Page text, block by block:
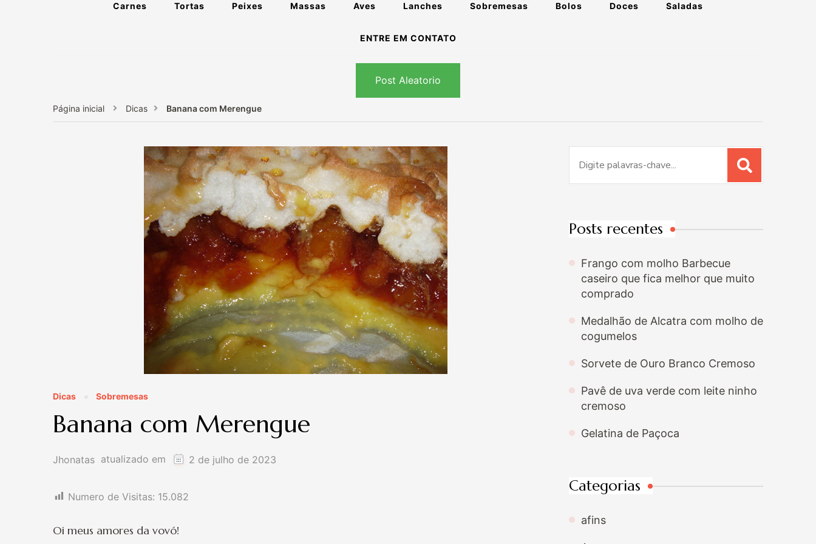
Carnes Tortas Peixes Massas Aves Lanches Sobremesas Bolos Doces Saladas
ENTRE EM CONTATO
Post Aleatorio
Página inicial Dicas Banana com Merengue
Dicas Sobremesas
Banana com Merengue
Jhonatas atualizado em 2 de julho de 2023
Numero de Visitas: 15.082
Oi meus amores da vovó!
por:
Posts recentes
Frango com molho Barbecue
caseiro que fica melhor que muito
comprado
Medalhão de Alcatra com molho de
cogumelos
Sorvete de Ouro Branco Cremoso
Pavê de uva verde com leite ninho
cremoso
Gelatina de Paçoca
Categorias
afins